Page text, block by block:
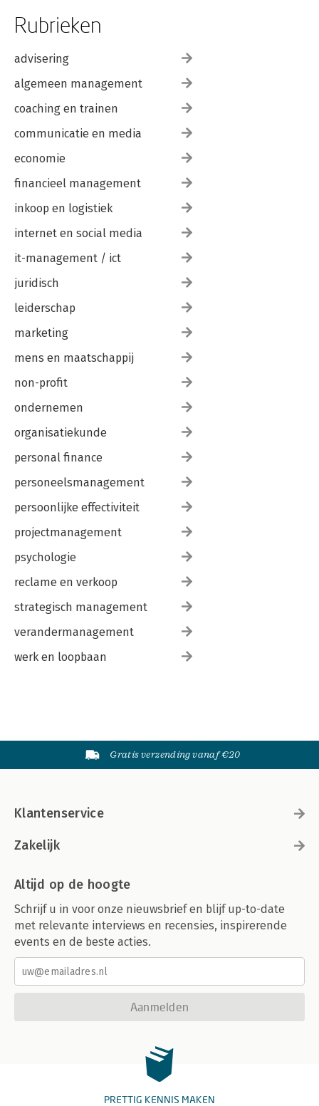
Rubrieken
advisering
algemeen management
coaching en trainen
communicatie en media
economie
financieel management
inkoop en logistiek
internet en social media
it-management / ict
juridisch
leiderschap
marketing
mens en maatschappij
non-profit
ondernemen
organisatiekunde
personal finance
personeelsmanagement
persoonlijke effectiviteit
projectmanagement
psychologie
reclame en verkoop
strategisch management
verandermanagement
werk en loopbaan
Gratis verzending vanaf €20
Klantenservice
Zakelijk
Altijd op de hoogte
Schrijf u in voor onze nieuwsbrief en blijf up-to-date
met relevante interviews en recensies, inspirerende
events en de beste acties.
Aanmelden
PRETTIG KENNIS MAKEN